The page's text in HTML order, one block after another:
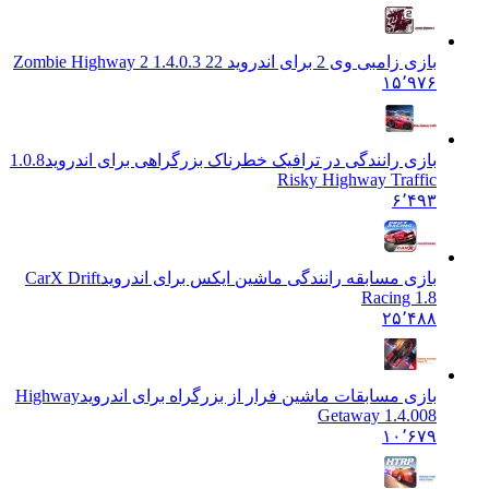
بازی زامبی وی 2 برای اندروید 2
2 Zombie Highway 2 1.4.0.3
۱۵٬۹۷۶
بازی رانندگی در ترافیک خطرناک بزرگراهی برای اندروید 1.0.8
Risky Highway Traffic
بازی مسابقه رانندگی ماشین ایکس برای اندروید CarX Drift
Racing 1.8
۲۵٬۴۸۸
بازی مسابقات ماشین فرار از بزرگراه برای اندروید Highway
Getaway 1.4.008
۱۰٬۶۷۹